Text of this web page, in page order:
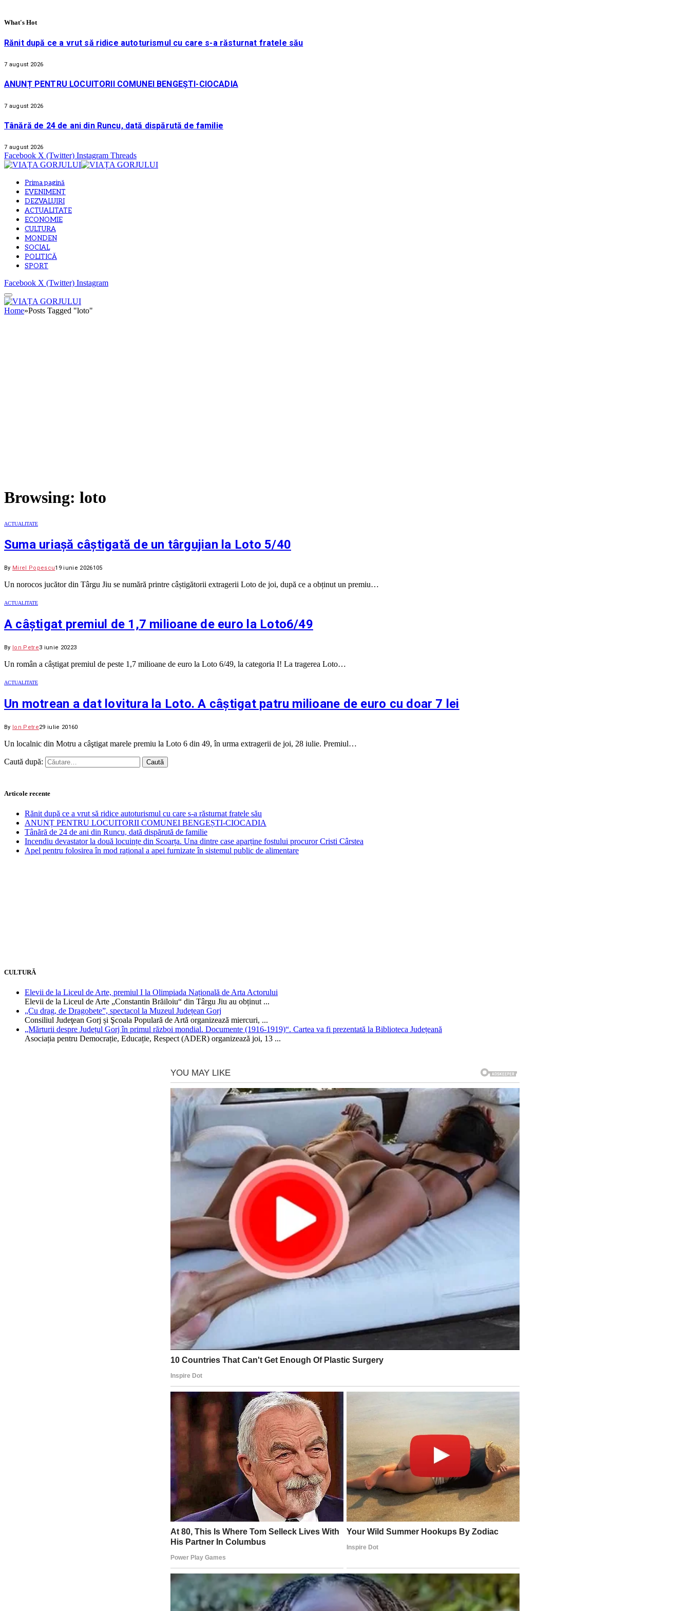
What's Hot
Rănit după ce a vrut să ridice autoturismul cu care s-a răsturnat fratele său
7 august 2026
ANUNȚ PENTRU LOCUITORII COMUNEI BENGEȘTI-CIOCADIA
7 august 2026
Tânără de 24 de ani din Runcu, dată dispărută de familie
7 august 2026
Facebook X (Twitter) Instagram Threads
Prima pagină
EVENIMENT
DEZVALUIRI
ACTUALITATE
ECONOMIE
CULTURA
MONDEN
SOCIAL
POLITICĂ
SPORT
Facebook X (Twitter) Instagram
Home»Posts Tagged "loto"
Browsing: loto
ACTUALITATE
Suma uriașă câștigată de un târgujian la Loto 5/40
By Mirel Popescu19 iunie 2026105
Un norocos jucător din Târgu Jiu se numără printre câștigătorii extragerii Loto de joi, după ce a obținut un premiu…
ACTUALITATE
A câștigat premiul de 1,7 milioane de euro la Loto6/49
By Ion Petre3 iunie 20223
Un român a câștigat premiul de peste 1,7 milioane de euro la Loto 6/49, la categoria I! La tragerea Loto…
ACTUALITATE
Un motrean a dat lovitura la Loto. A câștigat patru milioane de euro cu doar 7 lei
By Ion Petre29 iulie 20160
Un localnic din Motru a câştigat marele premiu la Loto 6 din 49, în urma extragerii de joi, 28 iulie. Premiul…
Caută după:
Articole recente
Rănit după ce a vrut să ridice autoturismul cu care s-a răsturnat fratele său
ANUNȚ PENTRU LOCUITORII COMUNEI BENGEȘTI-CIOCADIA
Tânără de 24 de ani din Runcu, dată dispărută de familie
Incendiu devastator la două locuințe din Scoarța. Una dintre case aparține fostului procuror Cristi Cârstea
Apel pentru folosirea în mod rațional a apei furnizate în sistemul public de alimentare
CULTURĂ
Elevii de la Liceul de Arte, premiul I la Olimpiada Națională de Arta Actorului
Elevii de la Liceul de Arte „Constantin Brăiloiu“ din Târgu Jiu au obținut ...
„Cu drag, de Dragobete”, spectacol la Muzeul Județean Gorj
Consiliul Judeţean Gorj și Şcoala Populară de Artă organizează miercuri, ...
„Mărturii despre Județul Gorj în primul război mondial. Documente (1916-1919)“. Cartea va fi prezentată la Biblioteca Județeană
Asociația pentru Democrație, Educație, Respect (ADER) organizează joi, 13 ...